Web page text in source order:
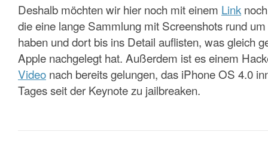
Deshalb möchten wir hier noch mit einem Link
die eine lange Sammlung mit Screenshots rund
haben und dort bis ins Detail auflisten, was gleich
Apple nachgelegt hat. Außerdem ist es einem
Video nach bereits gelungen, das iPhone OS 4.0
Tages seit der Keynote zu jailbreaken.